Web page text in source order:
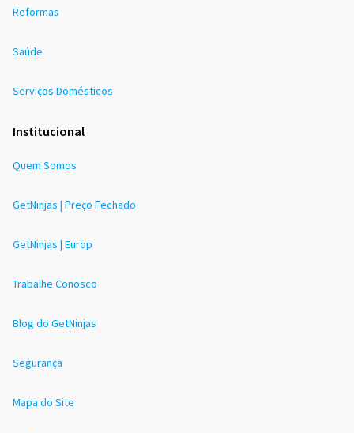
Reformas
Saúde
Serviços Domésticos
Institucional
Quem Somos
GetNinjas | Preço Fechado
GetNinjas | Europ
Trabalhe Conosco
Blog do GetNinjas
Segurança
Mapa do Site